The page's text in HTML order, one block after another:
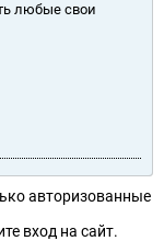
любые свои
авторизованные
вход на сайт.